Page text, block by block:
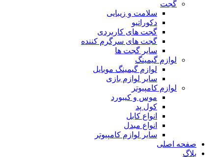
گجت
سلامت و زیبایی
دکوراتیو
گجت های کاربردی
گجت های سرگرم کننده
سایر گجت ها
لوازم گیمینگ
لوازم گیمینگ موبایل
سایر لوازم بازی
لوازم کامپیوتر
موس و کیبورد
کول پد
انواع کابل
انواع مبدل
سایر لوازم کامپیوتر
صفحه اصلی
بلاگ